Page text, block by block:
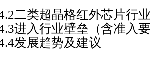
超晶格红外芯片行业
行业壁垒（含准入要
趋势及建议